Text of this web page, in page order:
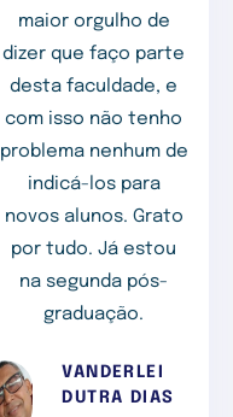
maior orgulho de
dizer que faço parte
desta faculdade, e
com isso não tenho
problema nenhum de
indicá-los para
novos alunos. Grato
por tudo. Já estou
na segunda pós-
graduação.
VANDERLEI
DUTRA DIAS